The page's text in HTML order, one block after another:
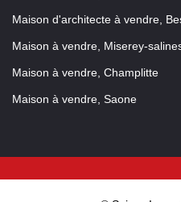
Maison d'architecte à vendre,
Maison à vendre, Miserey-
Maison à vendre, Champlitte
Maison à vendre, Saone